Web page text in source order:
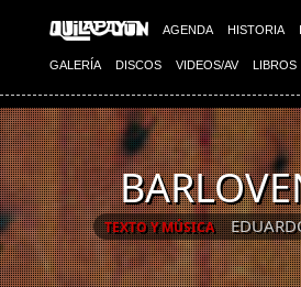
AGENDA HISTORIA
GALERÍA DISCOS VIDEOS/AV LIBROS
TEXTO Y MÚSICA